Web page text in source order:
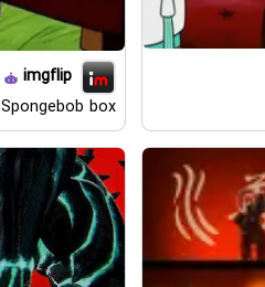
imgflip
Spongebob box